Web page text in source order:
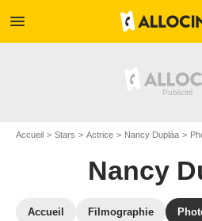
menu
Accueil Stars Actrice Nancy Dupláa
Nancy
Accueil Filmographie